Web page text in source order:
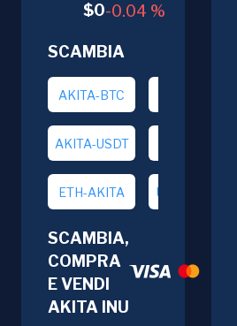
$0-0.04 %
SCAMBIA
AKITA-BTC
AKITA-USDT
ETH-AKITA USDT-AKITA
SCAMBIA,
COMPRA
E VENDI
AKITA INU